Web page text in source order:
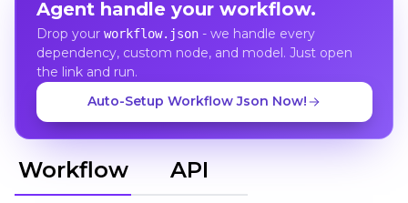
Agent handle your workflow.
Drop your workflow.json- we handle every
dependency, custom node, and model. Just open
the link and run.
Auto-Setup Workflow Json Now!
Workflow API